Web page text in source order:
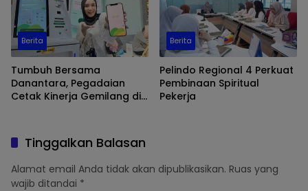
Berita
Tumbuh Bersama
Danantara, Pegadaian
Cetak Kinerja Gemilang di
Berita
Pelindo Regional 4 Perkuat
Pembinaan Spiritual
Pekerja
Tinggalkan Balasan
Alamat email Anda tidak akan dipublikasikan. Ruas yang
wajib ditandai *